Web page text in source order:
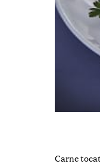
Carne